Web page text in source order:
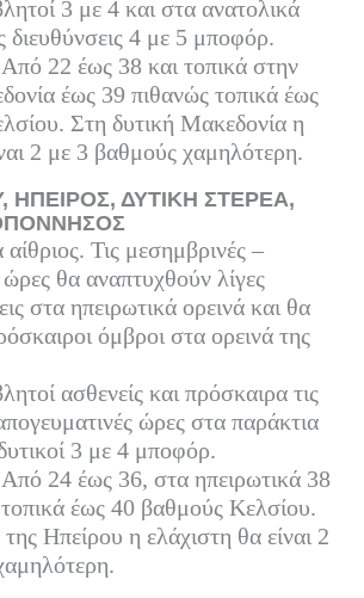
3 με 4 και στα ανατολικά
διευθύνσεις 4 με 5 μποφόρ.
22 έως 38 και τοπικά στην
έως 39 πιθανώς τοπικά έως
Στη δυτική Μακεδονία η
2 με 3 βαθμούς χαμηλότερη.
ΗΠΕΙΡΟΣ, ΔΥΤΙΚΗ ΣΤΕΡΕΑ,
Τις μεσημβρινές –
θα αναπτυχθούν λίγες
στα ηπειρωτικά ορεινά και θα
όμβροι στα ορεινά της
ασθενείς και πρόσκαιρα τις
ώρες στα παράκτια
3 με 4 μποφόρ.
24 έως 36, στα ηπειρωτικά 38
έως 40 βαθμούς Κελσίου.
Ηπείρου η ελάχιστη θα είναι 2